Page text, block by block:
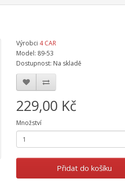
Výrobci 4 CAR
Model: 89-53
Dostupnost: Na skladě
229,00 Kč
Množství
Přidat do košíku